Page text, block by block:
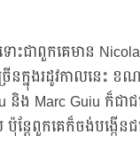
ោះជាពួកគេមាន
ើនក្នុងរដូវកាលនេះ
និង Marc Guiu ក៏ជា
ន្តែពួកគេក៏ចង់បង្កើន